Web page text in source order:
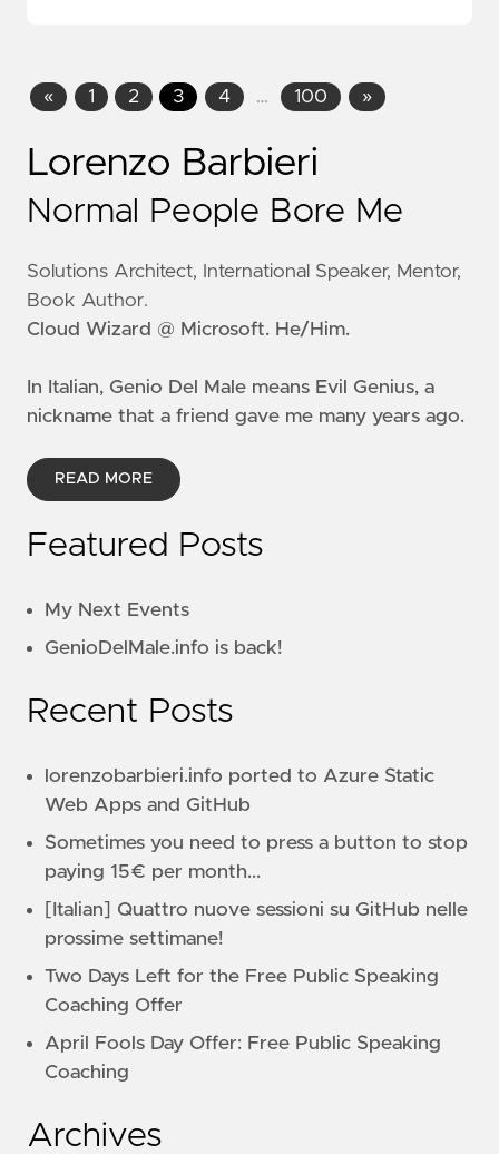
« 1 2 3 4 … 100 »
Lorenzo Barbieri
Normal People Bore Me
Solutions Architect, International Speaker, Mentor,
Book Author.
Cloud Wizard @ Microsoft. He/Him.
In Italian, Genio Del Male means Evil Genius, a
nickname that a friend gave me many years ago.
READ MORE
Featured Posts
My Next Events
GenioDelMale.info is back!
Recent Posts
lorenzobarbieri.info ported to Azure Static
Web Apps and GitHub
Sometimes you need to press a button to stop
paying 15€ per month...
[Italian] Quattro nuove sessioni su GitHub nelle
prossime settimane!
Two Days Left for the Free Public Speaking
Coaching Offer
April Fools Day Offer: Free Public Speaking
Coaching
Archives